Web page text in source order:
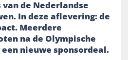
de Nederlandse
In deze aflevering: de
Meerdere
na de Olympische
nieuwe sponsordeal.